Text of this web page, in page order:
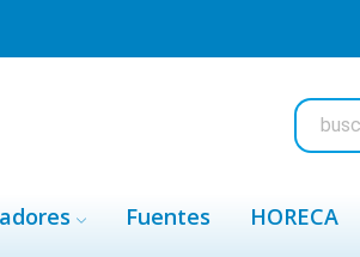
Fuentes HORECA